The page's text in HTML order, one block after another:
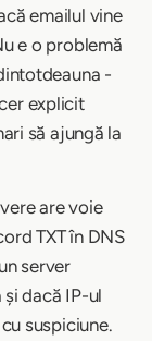
emailul vine
e o problemă
-
explicit
să ajungă la
are voie
TXT în DNS
server
dacă IP-ul
suspiciune.